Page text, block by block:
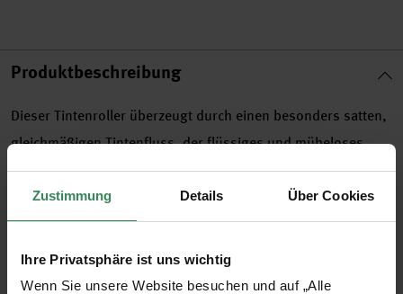
Zustimmung Details Über Cookies
Ihre Privatsphäre ist uns wichtig
Wenn Sie unsere Website besuchen und auf „Alle
Produktbeschreibung
Dieser Tintenroller überzeugt durch einen besonders satten,
gleichmäßigen Tintenfluss, der flüssiges und müheloses
Schreiben ermöglicht. Dank seines einziehbaren Designs ist
er jederzeit einsatzbereit, bleibt dabei sauber und praktisch
im Gebrauch. Die kräftigen, intensiven Farben bringen Ideen
lebendig aufs Papier und sorgen für ein ausdrucksstarkes
Schriftbild. Einzigartige Tinten-Effekte verleihen der